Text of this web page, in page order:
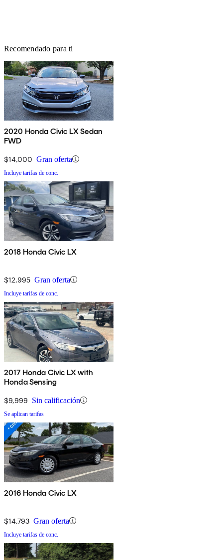
Recomendado para ti
2020 Honda Civic LX Sedan
FWD
$14,000 Gran oferta
Incluye tarifas de conc.
2018 Honda Civic LX
$12,995 Gran oferta
Incluye tarifas de conc.
2017 Honda Civic LX with
Honda Sensing
$9,999 Sin calificación
Se aplican tarifas
2016 Honda Civic LX
$14,793 Gran oferta
Incluye tarifas de conc.